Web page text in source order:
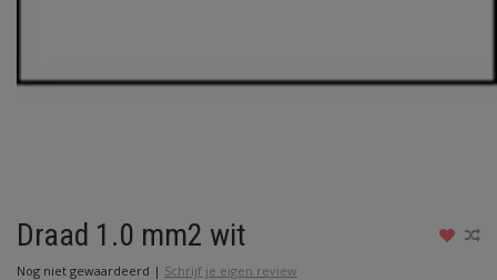
Draad 1.0 mm2 wit
Nog niet gewaardeerd | Schrijf je eigen review